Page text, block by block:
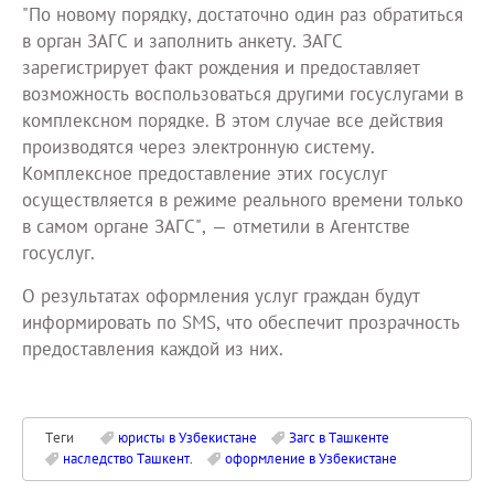
"По новому порядку, достаточно один раз обратиться
в орган ЗАГС и заполнить анкету. ЗАГС
зарегистрирует факт рождения и предоставляет
возможность воспользоваться другими госуслугами в
комплексном порядке. В этом случае все действия
производятся через электронную систему.
Комплексное предоставление этих госуслуг
осуществляется в режиме реального времени только
в самом органе ЗАГС", — отметили в Агентстве
госуслуг.
О результатах оформления услуг граждан будут
информировать по SMS, что обеспечит прозрачность
предоставления каждой из них.
Теги юристы в Узбекистане
Загс в Ташкенте
наследство Ташкент.
оформление в Узбекистане